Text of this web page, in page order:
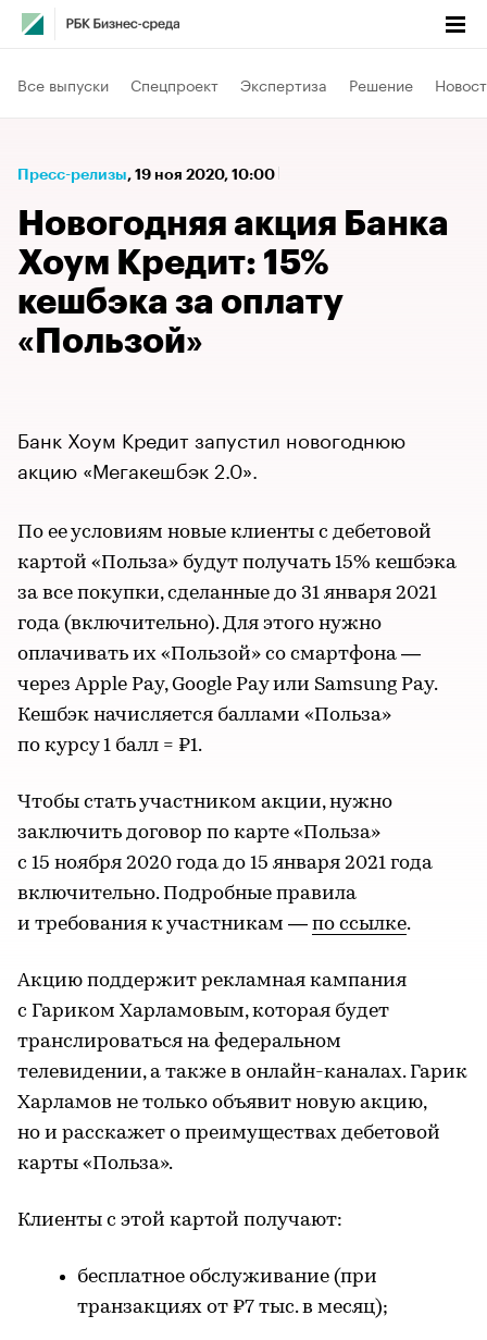
Все выпуски Спецпроект Экспертиза Решение
Пресс-релизы⁠, 19 ноя 2020, 10:00
Новогодняя акция Банка
Хоум Кредит: 15%
кешбэка за оплату
«Пользой»​​
Банк Хоум Кредит запустил новогоднюю
акцию «Мегакешбэк 2.0».
По ее условиям новые клиенты с дебетовой
картой «Польза» будут получать 15% кешбэка
за все покупки, сделанные до 31 января 2021
года (включительно). Для этого нужно
оплачивать их «Пользой» со смартфона —
через Apple Pay, Google Pay или Samsung Pay.
Кешбэк начисляется баллами «Польза»
по курсу 1 балл = ₽1.
Чтобы стать участником акции, нужно
заключить договор по карте «Польза»
с 15 ноября 2020 года до 15 января 2021 года
включительно. Подробные правила
и требования к участникам — по ссылке.
Акцию поддержит рекламная кампания
с Гариком Харламовым, которая будет
транслироваться на федеральном
телевидении, а также в онлайн-каналах. Гарик
Харламов не только объявит новую акцию,
но и расскажет о преимуществах дебетовой
карты «Польза».
Клиенты с этой картой получают:
бесплатное обслуживание (при
транзакциях от ₽7 тыс. в месяц);